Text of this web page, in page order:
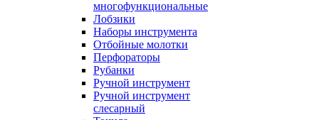
многофункциональные
Лобзики
Наборы инструмента
Отбойные молотки
Перфораторы
Рубанки
Ручной инструмент
Ручной инструмент
слесарный